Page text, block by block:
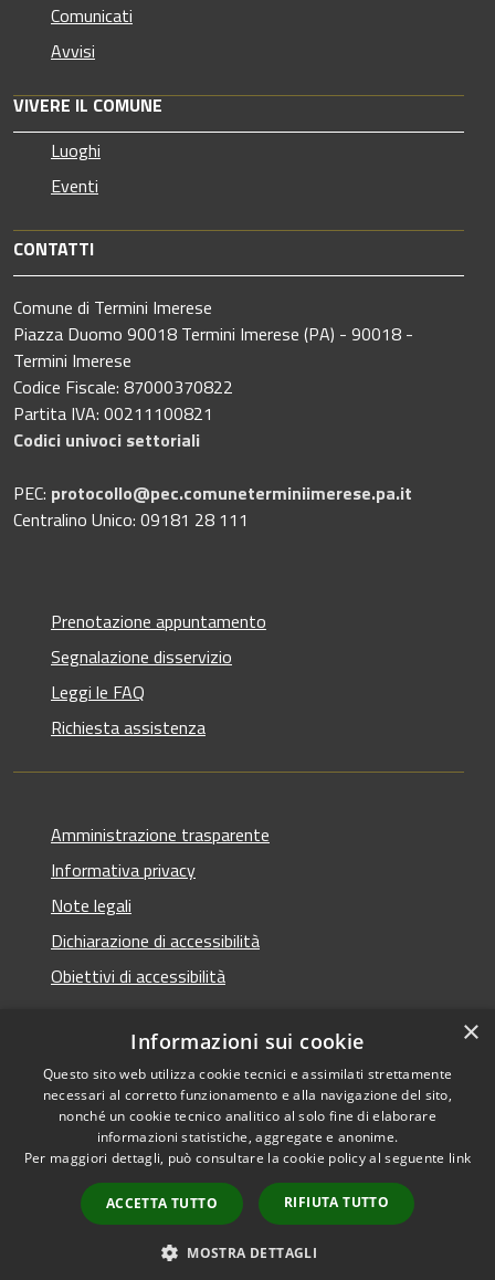
Comunicati
Avvisi
VIVERE IL COMUNE
Luoghi
Eventi
CONTATTI
Comune di Termini Imerese
Piazza Duomo 90018 Termini Imerese (PA) - 90018 -
Termini Imerese
Codice Fiscale: 87000370822
Partita IVA: 00211100821
Codici univoci settoriali
PEC: protocollo@pec.comuneterminiimerese.pa.it
Centralino Unico: 09181 28 111
Prenotazione appuntamento
Segnalazione disservizio
Leggi le FAQ
Richiesta assistenza
Amministrazione trasparente
Informativa privacy
Note legali
Dichiarazione di accessibilità
Obiettivi di accessibilità
RSS
Accessibilità
Cookie
Mappa del sito
Webmail - Posta
elettronica comunale
Copyright © 2026 • Comune di
Termini Imerese • Powered
byMunicipium•
redazione
×
Informazioni sui cookie
Questo sito web utilizza cookie tecnici e assimilati strettamente
necessari al corretto funzionamento e alla navigazione del sito,
nonché un cookie tecnico analitico al solo fine di elaborare
informazioni statistiche, aggregate e anonime.
Per maggiori dettagli, può consultare la cookie policy al seguente link
ACCETTA TUTTO RIFIUTA TUTTO
MOSTRA DETTAGLI